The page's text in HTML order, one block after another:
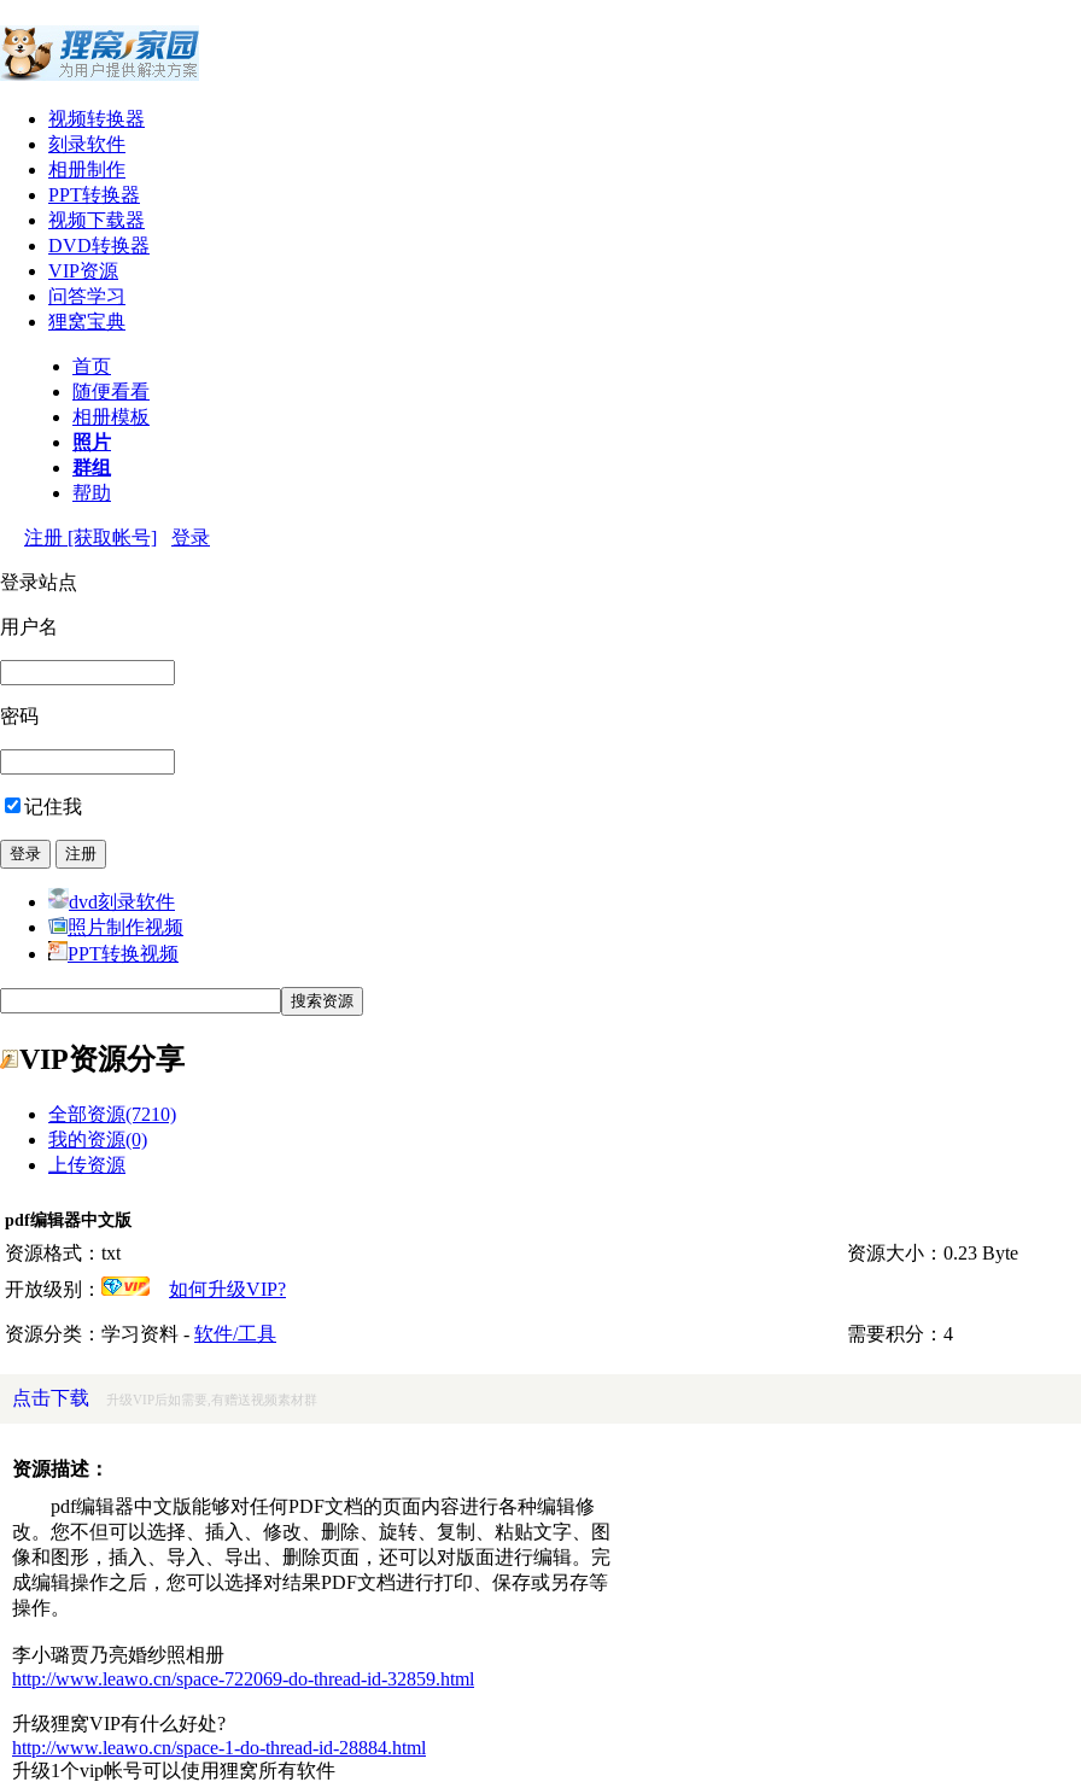
视频转换器
刻录软件
相册制作
PPT转换器
视频下载器
DVD转换器
VIP资源
问答学习
狸窝宝典
首页
随便看看
相册模板
照片
群组
帮助
注册 [获取帐号] 登录
登录站点
用户名
密码
记住我
dvd刻录软件
照片制作视频
PPT转换视频
VIP资源分享
全部资源(7210)
我的资源(0)
上传资源
pdf编辑器中文版
资源格式：txt
资源大小：0.23 Byte
开放级别：
如何升级VIP?
资源分类：学习资料 - 软件/工具 需要积分：4
点击下载 升级VIP后如需要,有赠送视频素材群
资源描述：
pdf编辑器中文版能够对任何PDF文档的页面内容进行各种编辑修
改。您不但可以选择、插入、修改、删除、旋转、复制、粘贴文字、图
像和图形，插入、导入、导出、删除页面，还可以对版面进行编辑。完
成编辑操作之后，您可以选择对结果PDF文档进行打印、保存或另存等
操作。
李小璐贾乃亮婚纱照相册
http://www.leawo.cn/space-722069-do-thread-id-32859.html
升级狸窝VIP有什么好处?
http://www.leawo.cn/space-1-do-thread-id-28884.html
升级1个vip帐号可以使用狸窝所有软件